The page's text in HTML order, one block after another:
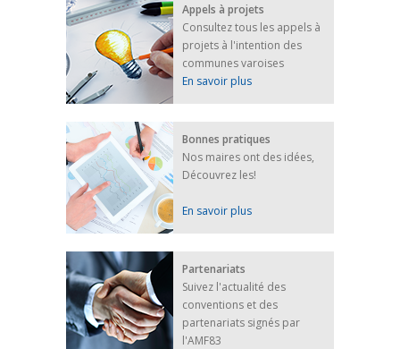
Afin d’accompagner au mieux les réfugiés
ukrainiens arrivés en France,...
FEUILLETER
Appels à projets
Consultez tous les appels à
projets à l'intention des
communes varoises
En savoir plus
Bonnes pratiques
Nos maires ont des idées,
Découvrez les!
En savoir plus
Partenariats
Suivez l'actualité des
conventions et des
partenariats signés par
l'AMF83